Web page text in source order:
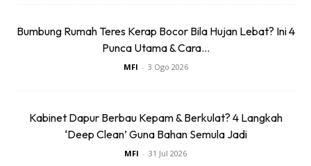
membazir tenaga mengecat rumah sewa kerana bila
Bumbung Rumah Teres Kerap Bocor Bila Hujan Lebat? Ini 4
Punca Utama & Cara...
MFI - 3 Ogo 2026
Kabinet Dapur Berbau Kepam & Berkulat? 4 Langkah
‘Deep Clean’ Guna Bahan Semula Jadi
MFI - 31 Jul 2026